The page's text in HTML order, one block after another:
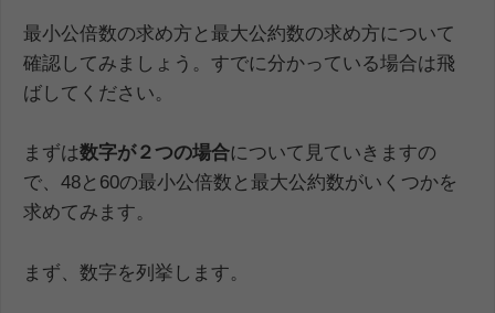
最小公倍数の求め方と最大公約数の求め方について
確認してみましょう。すでに分かっている場合は飛
ばしてください。
まずは数字が２つの場合について見ていきますの
で、48と60の最小公倍数と最大公約数がいくつかを
求めてみます。
まず、数字を列挙します。